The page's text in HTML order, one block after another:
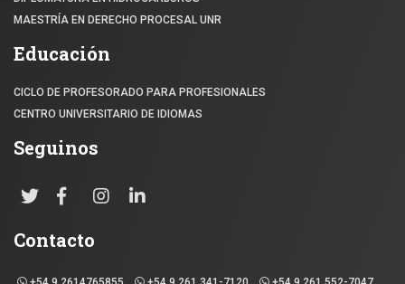
MAESTRÍA EN DERECHO PROCESAL UNR
Educación
CICLO DE PROFESORADO PARA PROFESIONALES
CENTRO UNIVERSITARIO DE IDIOMAS
Seguinos
Contacto